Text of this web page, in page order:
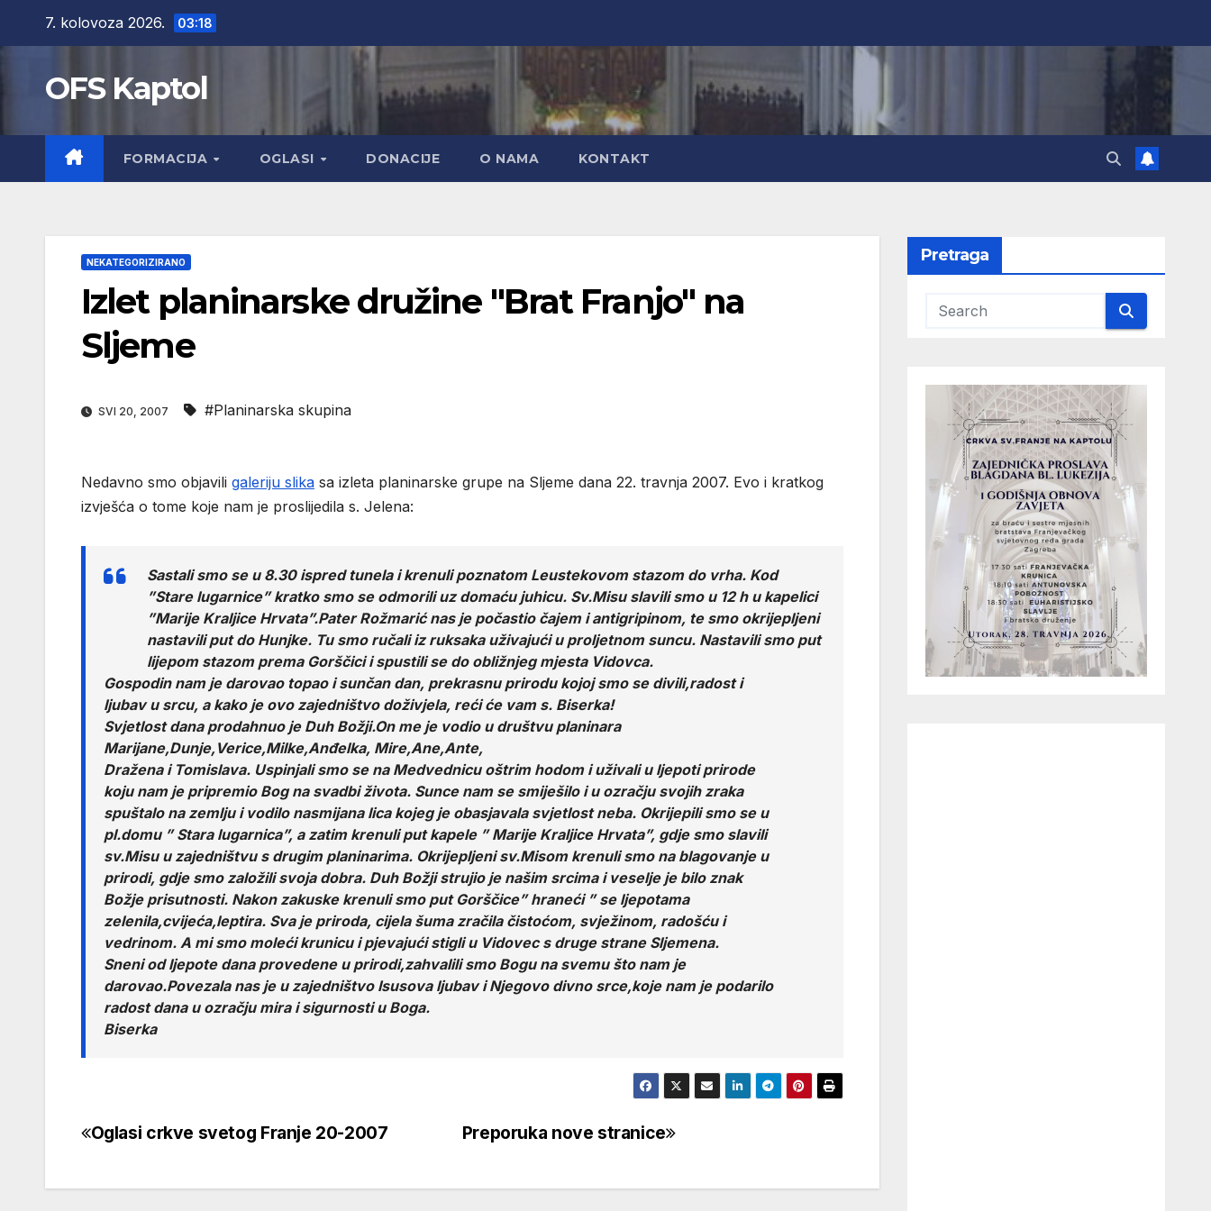
7. kolovoza 2026. 03:18
OFS Kaptol
FORMACIJA OGLASI DONACIJE O NAMA KONTAKT
NEKATEGORIZIRANO
Izlet planinarske družine "Brat Franjo" na
Sljeme
SVI 20, 2007 #Planinarska skupina
Nedavno smo objavili galeriju slika sa izleta planinarske grupe na Sljeme dana 22. travnja 2007. Evo i kratkog
izvješća o tome koje nam je proslijedila s. Jelena:
Sastali smo se u 8.30 ispred tunela i krenuli poznatom Leustekovom stazom do vrha. Kod
”Stare lugarnice” kratko smo se odmorili uz domaću juhicu. Sv.Misu slavili smo u 12 h u kapelici
”Marije Kraljice Hrvata”.Pater Rožmarić nas je počastio čajem i antigripinom, te smo okrijepljeni
nastavili put do Hunjke. Tu smo ručali iz ruksaka uživajući u proljetnom suncu. Nastavili smo put
lijepom stazom prema Gorščici i spustili se do obližnjeg mjesta Vidovca.
Gospodin nam je darovao topao i sunčan dan, prekrasnu prirodu kojoj smo se divili,radost i
ljubav u srcu, a kako je ovo zajedništvo doživjela, reći će vam s. Biserka!
Svjetlost dana prodahnuo je Duh Božji.On me je vodio u društvu planinara
Marijane,Dunje,Verice,Milke,Anđelka, Mire,Ane,Ante,
Dražena i Tomislava. Uspinjali smo se na Medvednicu oštrim hodom i uživali u ljepoti prirode
koju nam je pripremio Bog na svadbi života. Sunce nam se smiješilo i u ozračju svojih zraka
spuštalo na zemlju i vodilo nasmijana lica kojeg je obasjavala svjetlost neba. Okrijepili smo se u
pl.domu ” Stara lugarnica”, a zatim krenuli put kapele ” Marije Kraljice Hrvata”, gdje smo slavili
sv.Misu u zajedništvu s drugim planinarima. Okrijepljeni sv.Misom krenuli smo na blagovanje u
prirodi, gdje smo založili svoja dobra. Duh Božji strujio je našim srcima i veselje je bilo znak
Božje prisutnosti. Nakon zakuske krenuli smo put Gorščice” hraneći ” se ljepotama
zelenila,cvijeća,leptira. Sva je priroda, cijela šuma zračila čistoćom, svježinom, radošću i
vedrinom. A mi smo moleći krunicu i pjevajući stigli u Vidovec s druge strane Sljemena.
Sneni od ljepote dana provedene u prirodi,zahvalili smo Bogu na svemu što nam je
darovao.Povezala nas je u zajedništvo Isusova ljubav i Njegovo divno srce,koje nam je podarilo
radost dana u ozračju mira i sigurnosti u Boga.
Biserka
Navigacija
Preporuka nove stranice
Oglasi crkve svetog Franje 20-2007
Pretraga